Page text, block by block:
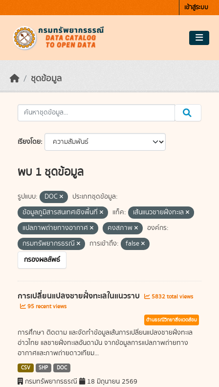
เข้าสู่ระบบ
ชุดข้อมูล
เรียงโดย
พบ 1 ชุดข้อมูล
รูปแบบ: DOC
ประเภทชุดข้อมูล:
ข้อมูลภูมิสารสนเทศเชิงพื้นที่
แท็ค:
เส้นแนวชายฝั่งทะเล
แปลภาพถ่ายทางอากาศ
คงสภาพ
องค์กร:
กรมทรัพยากรธรณี
การเข้าถึง:
false
กรองผลลัพธ์
การเปลี่ยนแปลงชายฝั่งทะเลในแนวราบ
5832 total views
95 recent views
ด้านธรณีวิทยาสิ่งแวดล้อม
การศึกษา ติดตาม และจัดทำข้อมูลเส้นการเปลี่ยนแปลงชายฝั่งทะเล
อ่าวไทย แลชายฝั่งทะเลอันดามัน จากข้อมูลการแปลภาพถ่ายทาง
อากาศและภาพถ่ายดาวเทียม...
CSV SHP DOC
กรมทรัพยากรธรณี 18 มิถุนายน 2569